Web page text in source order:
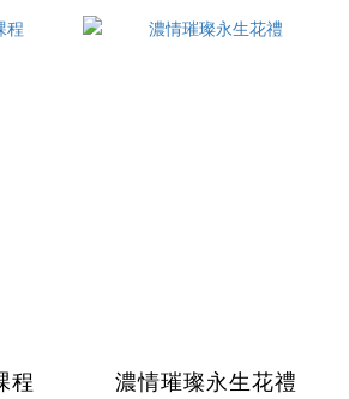
程 濃情璀璨永生花禮